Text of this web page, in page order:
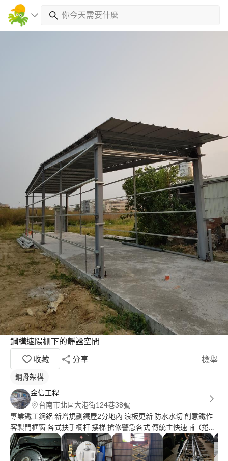
鋼構遮陽棚下的靜謐空間
收藏
分享 檢舉
鋼骨架構
金信工程
台南市北區大港街124巷38號
專業鐵工鋼鋁 新增規劃鐵屋2分地內 浪板更新 防水水切 創意鐵作
客製門框窗 各式扶手欄杆 摟梯 搶修警急各式 傳統主快速輔（捲門
） 緊急夜間可 白鐵氬焊拋光鏡面 工業配管 特殊桶槽起重工件 居家
各項一般水電 冷氣 洗衣機安裝維修清潔